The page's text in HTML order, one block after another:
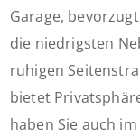
Garage,
die niedrigsten
ruhigen
bietet
haben Sie auch